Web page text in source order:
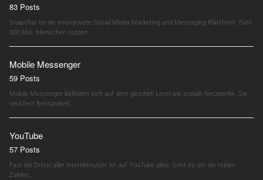
83 Posts
Snapchat ist die innovativste Social Media Marketing und Messaging Plattform. Fast
300 Mio. Menschen nutzen…
Mobile Messenger
59 Posts
Mobile Messenger befinden sich auf dem gleichen Level wie soziale Netzwerke. Sie
sind fest Bestandteil…
YouTube
57 Posts
Fast ein Drittel aller Internetnutzer ist auf YouTube aktiv. Geht es um die reinen
Zahlen,…